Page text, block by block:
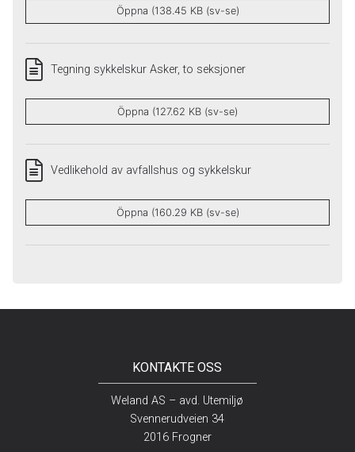
Öppna (138.45 KB (sv-se)
Tegning sykkelskur Asker, to seksjoner
Öppna (127.62 KB (sv-se)
Vedlikehold av avfallshus og sykkelskur
Öppna (160.29 KB (sv-se)
KONTAKTE OSS
Weland AS – avd. Utemiljø
Svennerudveien 34
2016 Frogner